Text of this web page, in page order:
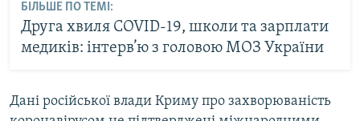
БІЛЬШЕ ПО ТЕМІ:
Друга хвиля COVID-19, школи та зарплати
медиків: інтерв’ю з головою МОЗ України
Дані російської влади Криму про захворюваність